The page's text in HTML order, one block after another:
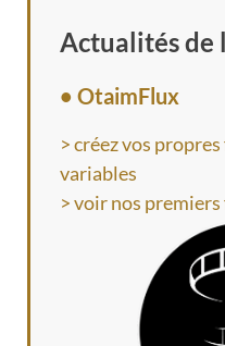
Actualités de
• OtaimFlux
> créez vos
variables
> voir nos